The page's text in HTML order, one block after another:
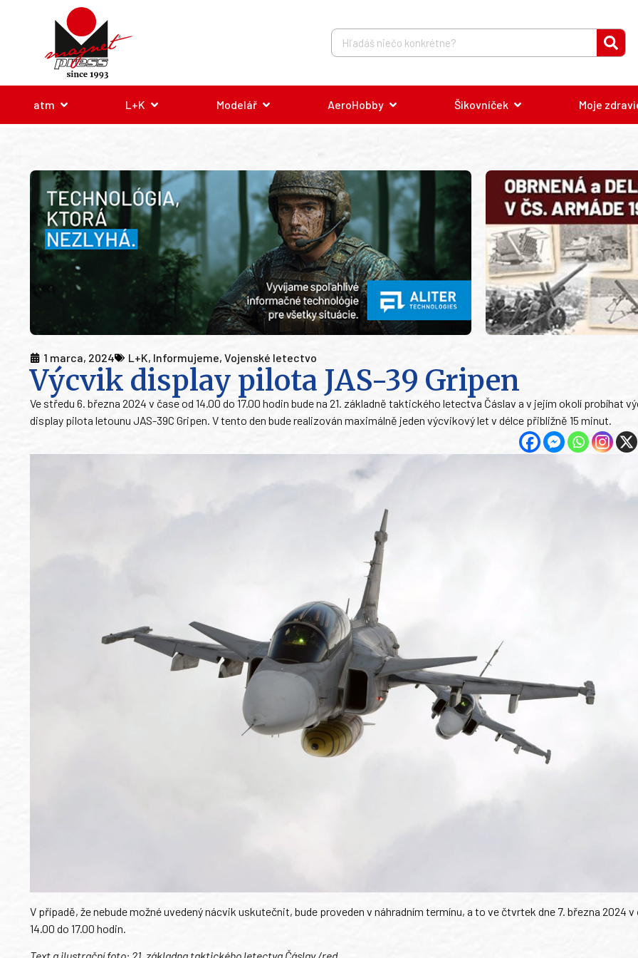
atm L+K Modelář AeroHobby Šikovníček Moje
1 marca, 2024 L+K, Informujeme, Vojenské letectvo
Výcvik display pilota JAS-39 Gripen
Ve středu 6. března 2024 v čase od 14.00 do 17.00 hodin bude na 21. základně taktického letectva Čáslav a v jejím okolí probíhat
display pilota letounu JAS-39C Gripen. V tento den bude realizován maximálně jeden výcvikový let v délce přibližně 15 minut.
V případě, že nebude možné uvedený nácvik uskutečnit, bude proveden v náhradním termínu, a to ve čtvrtek dne 7. března 2024 v
14.00 do 17.00 hodin.